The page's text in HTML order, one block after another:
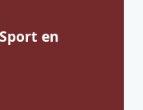
en